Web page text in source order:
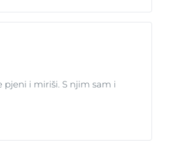
i miriši. S njim sam i